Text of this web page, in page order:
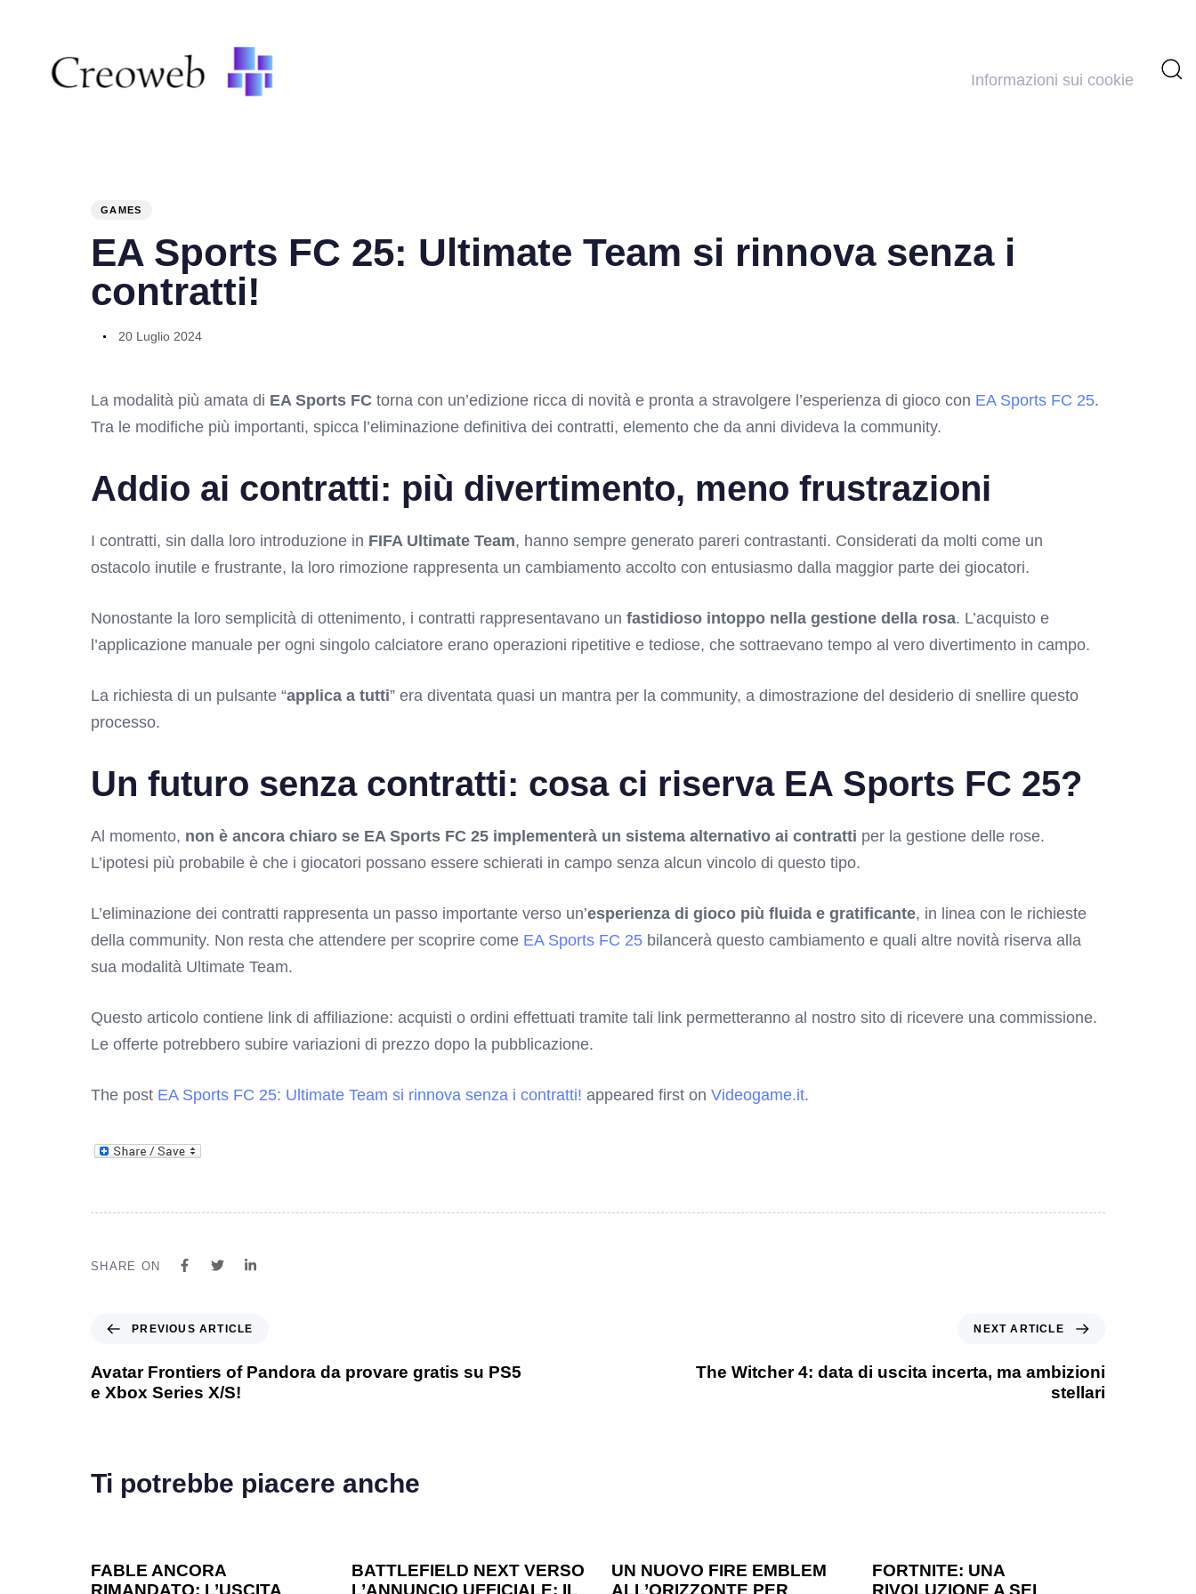
Informazioni sui cookie
GAMES
EA Sports FC 25: Ultimate Team si rinnova senza i
contratti!
20 Luglio 2024
La modalità più amata di EA Sports FC torna con un’edizione ricca di novità e pronta a stravolgere l’esperienza di gioco con EA Sports FC 25.
Tra le modifiche più importanti, spicca l’eliminazione definitiva dei contratti, elemento che da anni divideva la community.
Addio ai contratti: più divertimento, meno frustrazioni
I contratti, sin dalla loro introduzione in FIFA Ultimate Team, hanno sempre generato pareri contrastanti. Considerati da molti come un
ostacolo inutile e frustrante, la loro rimozione rappresenta un cambiamento accolto con entusiasmo dalla maggior parte dei giocatori.
Nonostante la loro semplicità di ottenimento, i contratti rappresentavano un fastidioso intoppo nella gestione della rosa. L’acquisto e
l’applicazione manuale per ogni singolo calciatore erano operazioni ripetitive e tediose, che sottraevano tempo al vero divertimento in campo.
La richiesta di un pulsante “applica a tutti” era diventata quasi un mantra per la community, a dimostrazione del desiderio di snellire questo
processo.
Un futuro senza contratti: cosa ci riserva EA Sports FC 25?
Al momento, non è ancora chiaro se EA Sports FC 25 implementerà un sistema alternativo ai contratti per la gestione delle rose.
L’ipotesi più probabile è che i giocatori possano essere schierati in campo senza alcun vincolo di questo tipo.
L’eliminazione dei contratti rappresenta un passo importante verso un’esperienza di gioco più fluida e gratificante, in linea con le richieste
della community. Non resta che attendere per scoprire come EA Sports FC 25 bilancerà questo cambiamento e quali altre novità riserva alla
sua modalità Ultimate Team.
Questo articolo contiene link di affiliazione: acquisti o ordini effettuati tramite tali link permetteranno al nostro sito di ricevere una commissione.
Le offerte potrebbero subire variazioni di prezzo dopo la pubblicazione.
The post EA Sports FC 25: Ultimate Team si rinnova senza i contratti! appeared first on Videogame.it.
SHARE ON
PREVIOUS ARTICLE
Avatar Frontiers of Pandora da provare gratis su PS5
e Xbox Series X/S!
NEXT ARTICLE
The Witcher 4: data di uscita incerta, ma ambizioni
stellari
Ti potrebbe piacere anche
FABLE ANCORA
RIMANDATO: L’USCITA
BATTLEFIELD NEXT VERSO
L’ANNUNCIO UFFICIALE: IL
UN NUOVO FIRE EMBLEM
ALL’ORIZZONTE PER
FORTNITE: UNA
RIVOLUZIONE A SEI